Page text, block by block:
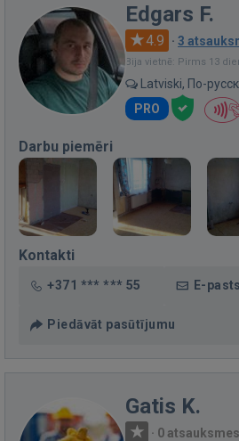
Edgars F.
4.9 · 3
Bija vietnē: Pirms 13
Latviski, По-
PRO
Darbu piemēri
Kontakti
+371 *** *** 55 E-pasts
Piedāvāt pasūtījumu
Gatis K.
· 0 atsauksmes